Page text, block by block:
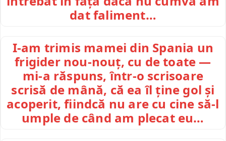
dat faliment…
I-am trimis mamei din Spania un
frigider nou-nouț, cu de toate —
mi-a răspuns, într-o scrisoare
scrisă de mână, că ea îl ține gol și
acoperit, fiindcă nu are cu cine să-l
umple de când am plecat eu…